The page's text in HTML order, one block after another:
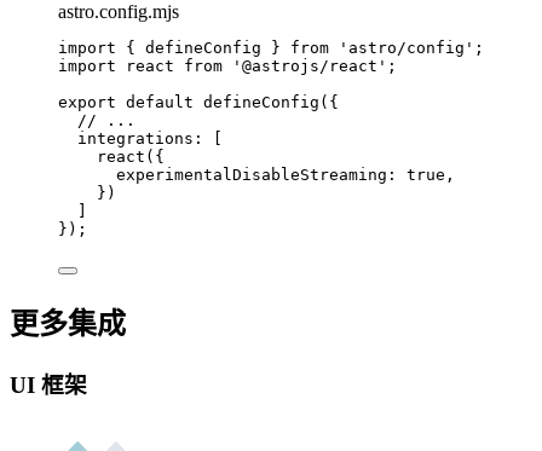
astro.config.mjs
import { defineConfig } from ' astro/config ' ;
import react from ' @astrojs/react ' ;
export default defineConfig ({
// ...
integrations: [
react ({
experimentalDisableStreaming: true ,
})
});
更多集成
UI 框架